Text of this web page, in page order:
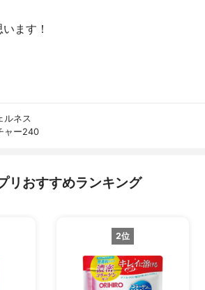
ます！
ルネス
ャー240
リおすすめランキング
2位